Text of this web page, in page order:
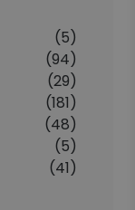
(5)
(94)
(29)
(181)
(48)
(5)
(41)